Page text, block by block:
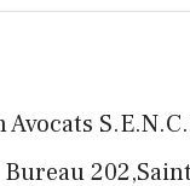
Avocats